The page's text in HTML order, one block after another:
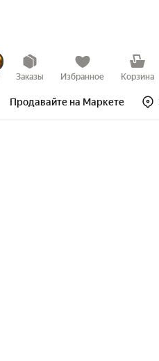
Заказы Избранное Корзина
Продавайте на Маркете